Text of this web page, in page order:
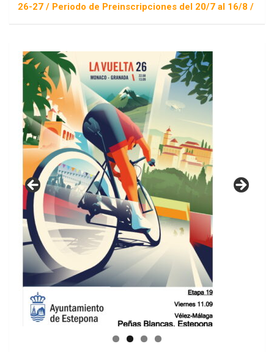
Periodo de Preinscripciones del 20/7 al 16/8 / Sorteo 1 de
GUIA DE INSTALACIONES DEPORTIVAS